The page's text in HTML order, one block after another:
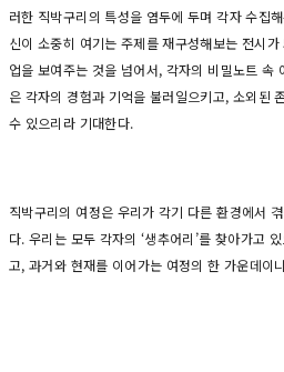
러한 직박구리의 특성을 염두에 두며 각자 수집
신이 소중히 여기는 주제를 재구성해보는 전시
업을 보여주는 것을 넘어서, 각자의 비밀노트 속
은 각자의 경험과 기억을 불러일으키고, 소외된
수 있으리라 기대한다.
직박구리의 여정은 우리가 각기 다른 환경에서
다. 우리는 모두 각자의 ‘생추어리’를 찾아가고
고, 과거와 현재를 이어가는 여정의 한 가운데이